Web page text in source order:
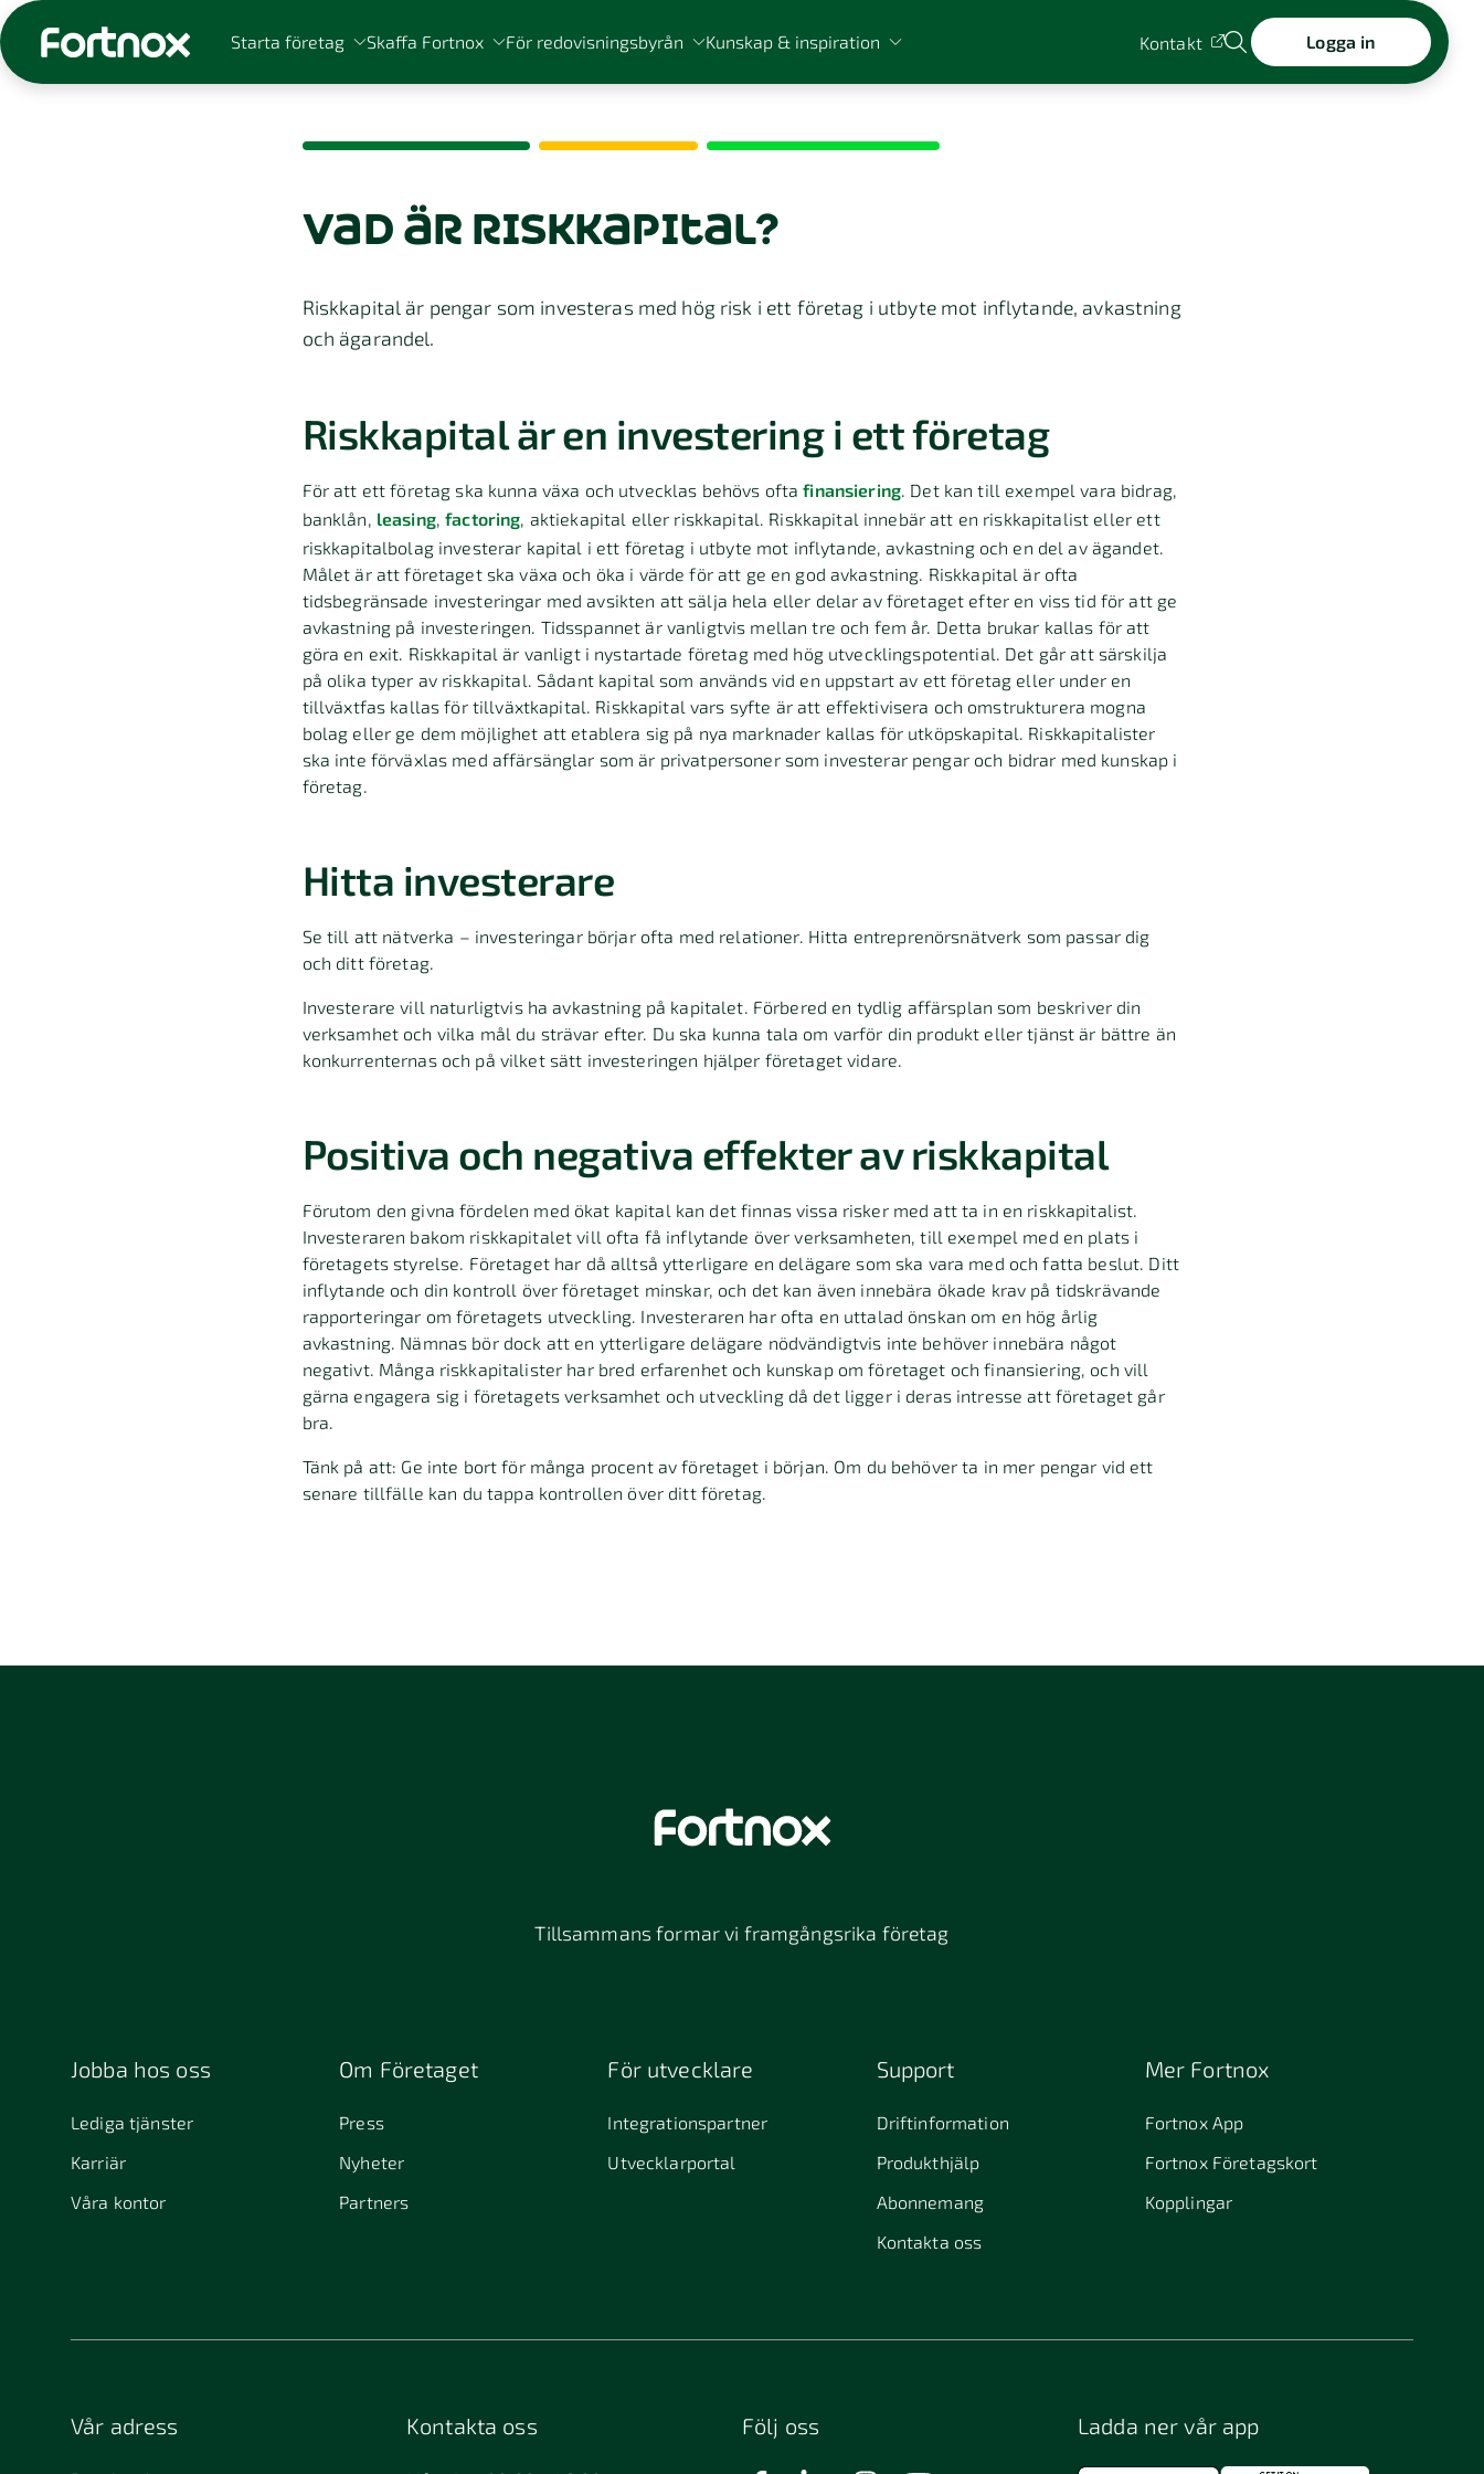
Starta företag Skaffa Fortnox För redovisningsbyrån Kunskap & inspiration Kontakt Logga in
vad är riskkapital?
Riskkapital är pengar som investeras med hög risk i ett företag i utbyte mot inflytande, avkastning
och ägarandel.
Riskkapital är en investering i ett företag
För att ett företag ska kunna växa och utvecklas behövs oftafinansiering. Det kan till exempel vara bidrag,
banklån, leasing,factoring, aktiekapital eller riskkapital. Riskkapital innebär att en riskkapitalist eller ett
riskkapitalbolag investerar kapital i ett företag i utbyte mot inflytande, avkastning och en del av ägandet.
Målet är att företaget ska växa och öka i värde för att ge en god avkastning. Riskkapital är ofta
tidsbegränsade investeringar med avsikten att sälja hela eller delar av företaget efter en viss tid för att ge
avkastning på investeringen. Tidsspannet är vanligtvis mellan tre och fem år. Detta brukar kallas för att
göra en exit. Riskkapital är vanligt i nystartade företag med hög utvecklingspotential. Det går att särskilja
på olika typer av riskkapital. Sådant kapital som används vid en uppstart av ett företag eller under en
tillväxtfas kallas för tillväxtkapital. Riskkapital vars syfte är att effektivisera och omstrukturera mogna
bolag eller ge dem möjlighet att etablera sig på nya marknader kallas för utköpskapital. Riskkapitalister
ska inte förväxlas med affärsänglar som är privatpersoner som investerar pengar och bidrar med kunskap i
företag.
Hitta investerare
Se till att nätverka – investeringar börjar ofta med relationer. Hitta entreprenörsnätverk som passar dig
och ditt företag.
Investerare vill naturligtvis ha avkastning på kapitalet. Förbered en tydlig affärsplan som beskriver din
verksamhet och vilka mål du strävar efter. Du ska kunna tala om varför din produkt eller tjänst är bättre än
konkurrenternas och på vilket sätt investeringen hjälper företaget vidare.
Positiva och negativa effekter av riskkapital
Förutom den givna fördelen med ökat kapital kan det finnas vissa risker med att ta in en riskkapitalist.
Investeraren bakom riskkapitalet vill ofta få inflytande över verksamheten, till exempel med en plats i
företagets styrelse. Företaget har då alltså ytterligare en delägare som ska vara med och fatta beslut. Ditt
inflytande och din kontroll över företaget minskar, och det kan även innebära ökade krav på tidskrävande
rapporteringar om företagets utveckling. Investeraren har ofta en uttalad önskan om en hög årlig
avkastning. Nämnas bör dock att en ytterligare delägare nödvändigtvis inte behöver innebära något
negativt. Många riskkapitalister har bred erfarenhet och kunskap om företaget och finansiering, och vill
gärna engagera sig i företagets verksamhet och utveckling då det ligger i deras intresse att företaget går
bra.
Tänk på att: Ge inte bort för många procent av företaget i början. Om du behöver ta in mer pengar vid ett
senare tillfälle kan du tappa kontrollen över ditt företag.
Tillsammans formar vi framgångsrika företag
Jobba hos oss
Lediga tjänster
Karriär
Våra kontor
Om Företaget
Press
Nyheter
Partners
För utvecklare
Integrationspartner
Utvecklarportal
Support
Driftinformation
Produkthjälp
Abonnemang
Kontakta oss
Mer Fortnox
Fortnox App
Fortnox Företagskort
Kopplingar
Vår adress Kontakta oss Följ oss Ladda ner vår app